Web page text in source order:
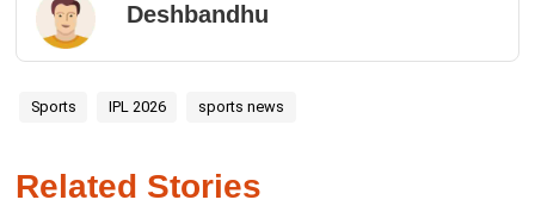
Deshbandhu
Sports IPL 2026 sports news
Related Stories